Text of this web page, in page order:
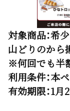
対象商品：希
山どりのから
※何回でも半
利用条件：本
有効期限：1月